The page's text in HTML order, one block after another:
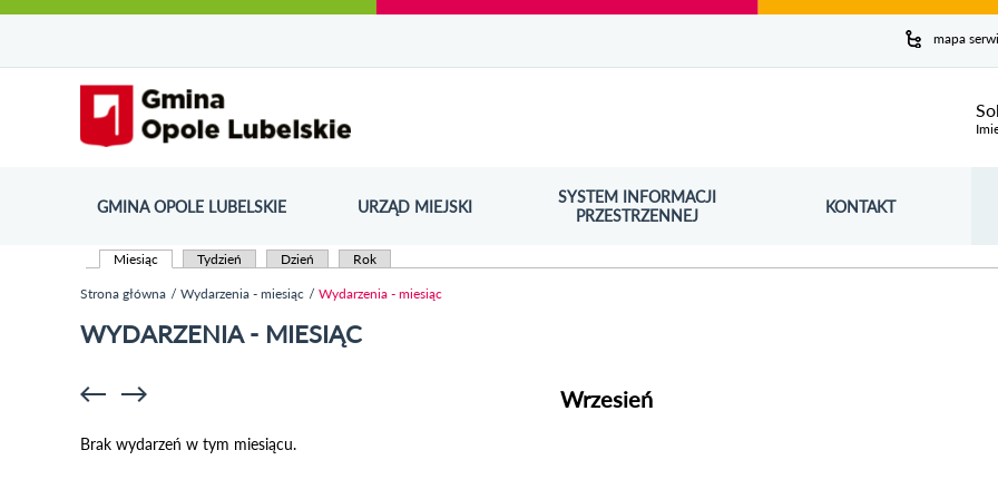
do
strony
do
menu
wyszukiwarki
ścieżki
nawigacyjnej
kategorii
aktualności
do
kalendarza
wydarzeń
do
galerii
do
stopki
mapa
GMINA OPOLE LUBELSKIE URZĄD MIEJSKI
SYSTEM INFORMACJI
PRZESTRZENNEJ
ODNOŚNIK OTWORZY SIĘ W NOWYM OKNIE KONTAKT
Miesiąc (aktywna karta)
Tydzień Dzień Rok
Strona główna Wydarzenia - miesiąc Wydarzenia - miesiąc
WYDARZENIA - MIESIĄC
Wrzesień
Brak wydarzeń w tym miesiącu.